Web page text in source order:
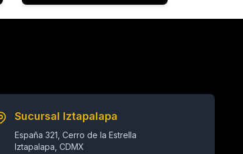
Sucursal Iztapalapa
España 321, Cerro de la Estrella
Iztapalapa, CDMX